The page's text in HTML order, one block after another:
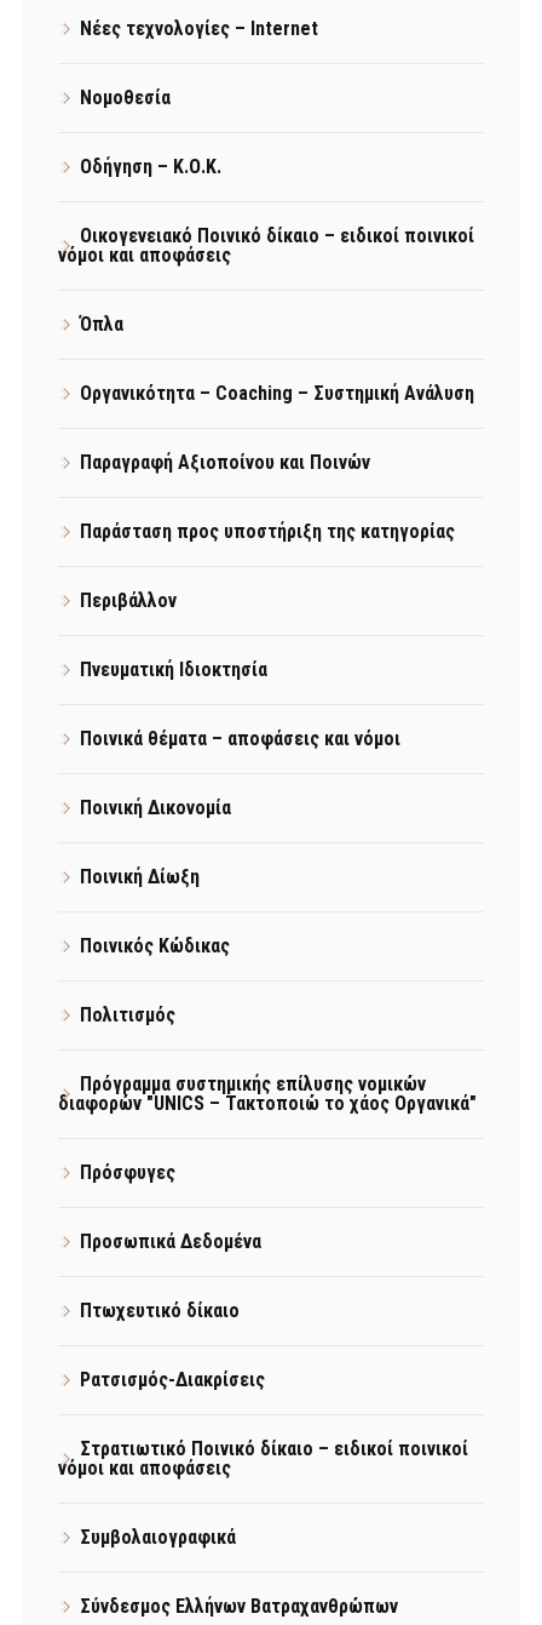
Νέες τεχνολογίες – Internet
Νομοθεσία
Οδήγηση – Κ.Ο.Κ.
Οικογενειακό Ποινικό δίκαιο – ειδικοί ποινικοί
νόμοι και αποφάσεις
Όπλα
Οργανικότητα – Coaching – Συστημική Ανάλυση
Παραγραφή Αξιοποίνου και Ποινών
Παράσταση προς υποστήριξη της κατηγορίας
Περιβάλλον
Πνευματική Ιδιοκτησία
Ποινικά θέματα – αποφάσεις και νόμοι
Ποινική Δικονομία
Ποινική Δίωξη
Ποινικός Κώδικας
Πολιτισμός
Πρόγραμμα συστημικής επίλυσης νομικών
διαφορών "UNICS – Τακτοποιώ το χάος Οργανικά"
Πρόσφυγες
Προσωπικά Δεδομένα
Πτωχευτικό δίκαιο
Ρατσισμός-Διακρίσεις
Στρατιωτικό Ποινικό δίκαιο – ειδικοί ποινικοί
νόμοι και αποφάσεις
Συμβολαιογραφικά
Σύνδεσμος Ελλήνων Βατραχανθρώπων